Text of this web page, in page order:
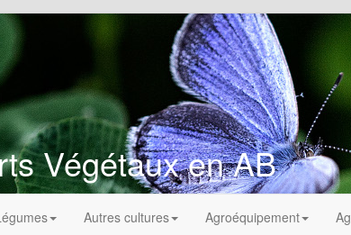
Végétaux en AB
Autres cultures Agroéquipement